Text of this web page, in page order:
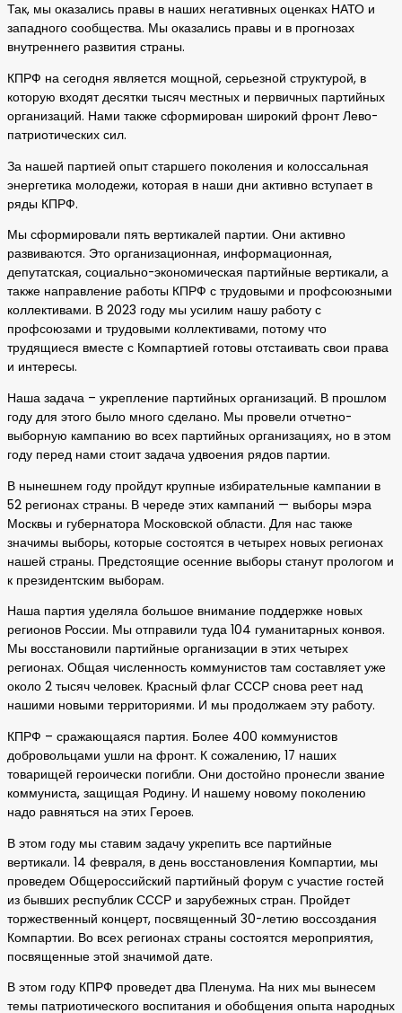
Так, мы оказались правы в наших негативных оценках НАТО и
западного сообщества. Мы оказались правы и в прогнозах
внутреннего развития страны.
КПРФ на сегодня является мощной, серьезной структурой, в
которую входят десятки тысяч местных и первичных партийных
организаций. Нами также сформирован широкий фронт Лево-
патриотических сил.
За нашей партией опыт старшего поколения и колоссальная
энергетика молодежи, которая в наши дни активно вступает в
ряды КПРФ.
Мы сформировали пять вертикалей партии. Они активно
развиваются. Это организационная, информационная,
депутатская, социально-экономическая партийные вертикали, а
также направление работы КПРФ с трудовыми и профсоюзными
коллективами. В 2023 году мы усилим нашу работу с
профсоюзами и трудовыми коллективами, потому что
трудящиеся вместе с Компартией готовы отстаивать свои права
и интересы.
Наша задача – укрепление партийных организаций. В прошлом
году для этого было много сделано. Мы провели отчетно-
выборную кампанию во всех партийных организациях, но в этом
году перед нами стоит задача удвоения рядов партии.
В нынешнем году пройдут крупные избирательные кампании в
52 регионах страны. В череде этих кампаний — выборы мэра
Москвы и губернатора Московской области. Для нас также
значимы выборы, которые состоятся в четырех новых регионах
нашей страны. Предстоящие осенние выборы станут прологом и
к президентским выборам.
Наша партия уделяла большое внимание поддержке новых
регионов России. Мы отправили туда 104 гуманитарных конвоя.
Мы восстановили партийные организации в этих четырех
регионах. Общая численность коммунистов там составляет уже
около 2 тысяч человек. Красный флаг СССР снова реет над
нашими новыми территориями. И мы продолжаем эту работу.
КПРФ – сражающаяся партия. Более 400 коммунистов
добровольцами ушли на фронт. К сожалению, 17 наших
товарищей героически погибли. Они достойно пронесли звание
коммуниста, защищая Родину. И нашему новому поколению
надо равняться на этих Героев.
В этом году мы ставим задачу укрепить все партийные
вертикали. 14 февраля, в день восстановления Компартии, мы
проведем Общероссийский партийный форум с участие гостей
из бывших республик СССР и зарубежных стран. Пройдет
торжественный концерт, посвященный 30-летию воссоздания
Компартии. Во всех регионах страны состоятся мероприятия,
посвященные этой значимой дате.
В этом году КПРФ проведет два Пленума. На них мы вынесем
темы патриотического воспитания и обобщения опыта народных